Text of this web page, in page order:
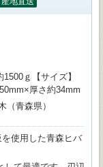
1500ｇ【サイズ】
厚さ約34mm
（青森県）
使用した青森ヒバ